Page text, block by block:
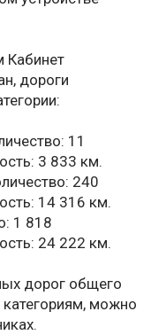
Кабинет
дороги
11
3 833 км.
240
14 316 км.
1 818
24 222 км.
дорог общего
можно